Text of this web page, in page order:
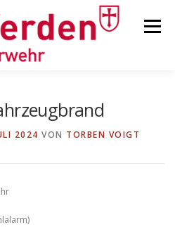
Menü
2024 VON TORBEN VOIGT